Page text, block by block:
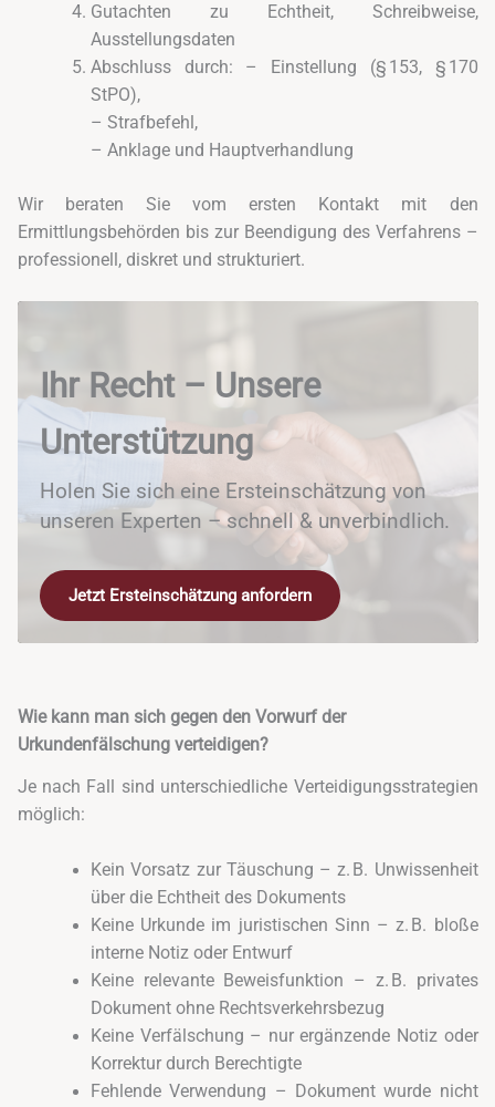
Gutachten zu Echtheit, Schreibweise,
Ausstellungsdaten
Abschluss durch: – Einstellung (§ 153, § 170
StPO),
– Strafbefehl,
– Anklage und Hauptverhandlung
Wir beraten Sie vom ersten Kontakt mit den
Ermittlungsbehörden bis zur Beendigung des Verfahrens –
professionell, diskret und strukturiert.
Ihr Recht – Unsere
Unterstützung
Holen Sie sich eine Ersteinschätzung von
unseren Experten – schnell & unverbindlich.
Jetzt Ersteinschätzung anfordern
Wie kann man sich gegen den Vorwurf der
Urkundenfälschung verteidigen?
Je nach Fall sind unterschiedliche Verteidigungsstrategien
möglich:
Kein Vorsatz zur Täuschung – z. B. Unwissenheit
über die Echtheit des Dokuments
Keine Urkunde im juristischen Sinn – z. B. bloße
interne Notiz oder Entwurf
Keine relevante Beweisfunktion – z. B. privates
Dokument ohne Rechtsverkehrsbezug
Keine Verfälschung – nur ergänzende Notiz oder
Korrektur durch Berechtigte
Fehlende Verwendung – Dokument wurde nicht